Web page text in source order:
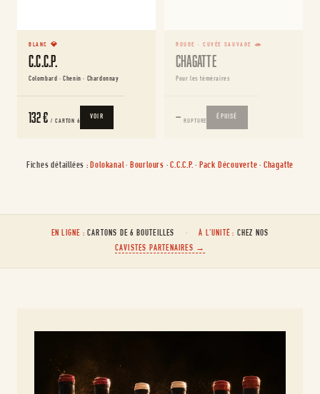
BLANC 💎
C.C.C.P.
Colombard · Chenin · Chardonnay
132 € / CARTON 6
VOIR
ROUGE · CUVÉE SAUVAGE 🦔
Chagatte
Pour les téméraires
— RUPTURE
ÉPUISÉ
Fiches détaillées :Dolokanal· Bourlours ·C.C.C.P. · Pack Découverte · Chagatte
EN LIGNE : CARTONS DE 6 BOUTEILLES · À L'UNITÉ : CHEZ NOS
CAVISTES PARTENAIRES →